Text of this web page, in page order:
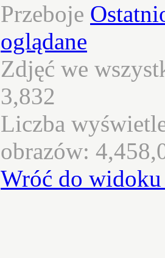
Przeboje
oglądane
Zdjęć we
3,832
Liczba
obrazów:
Wróć do